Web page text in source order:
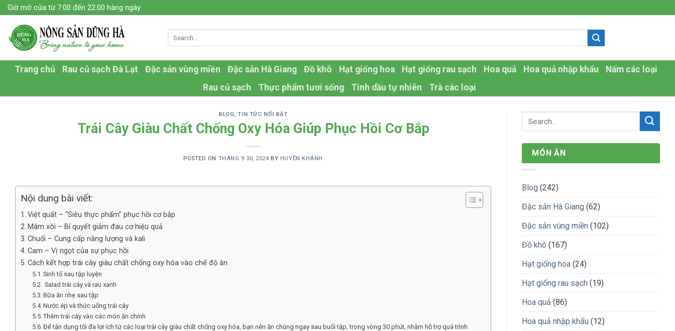
Skip
to
content
Giờ mờ cửa từ 7:00 đến 22:00 hàng ngày
Trang chủ Rau củ sạch Đà Lạt Đặc sản vùng miền Đặc sản Hà Giang Đồ khô Hạt giống hoa Hạt giống rau sạch Hoa quả Hoa quả nhập khẩu
Nấm các loại
Rau củ sạch
Thực phẩm tươi sống Tinh dầu tự nhiên Trà các loại
BLOG,TIN TỨC NỔI BẬT
Trái Cây Giàu Chất Chống Oxy Hóa Giúp Phục Hồi Cơ Bắp
POSTED ON THÁNG 9 30, 2024 BY HUYỀN KHÁNH
Nội dung bài viết:
Việt quất – “Siêu thực phẩm” phục hồi cơ bắp
Mâm xôi – Bí quyết giảm đau cơ hiệu quả
Chuối – Cung cấp năng lượng và kali
Cam – Vị ngọt của sự phục hồi
Cách kết hợp trái cây giàu chất chống oxy hóa vào chế độ ăn
Sinh tố sau tập luyện
Salad trái cây và rau xanh
Bữa ăn nhẹ sau tập
Nước ép và thức uống trái cây
Thêm trái cây vào các món ăn chính
Để tận dụng tối đa lợi ích từ các loại trái cây giàu chất chống oxy hóa, bạn nên ăn chúng ngay sau buổi tập, trong vòng 30 phút, nhằm hỗ trợ quá trình
MÓN ĂN
Blog (242)
Đặc sản Hà Giang (62)
Đặc sản vùng miền (102)
Đồ khô (167)
Hạt giống hoa (24)
Hạt giống rau sạch (19)
Hoa quả (86)
Hoa quả nhập khẩu (12)